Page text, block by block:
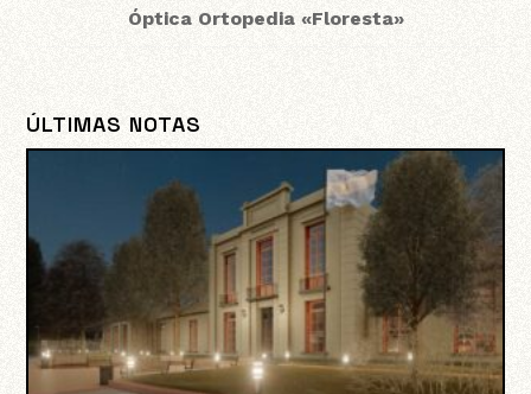
Óptica Ortopedia «Floresta»
ÚLTIMAS NOTAS